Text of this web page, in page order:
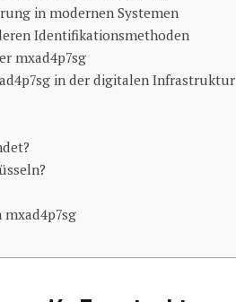
in modernen Systemen
Identifikationsmethoden
mxad4p7sg
in der digitalen Infrastruktur